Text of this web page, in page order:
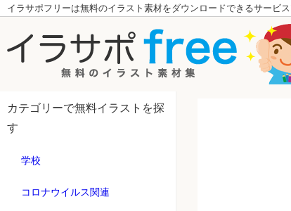
イラサポフリーは無料のイラスト素材をダウンロードできるサービ
カテゴリーで無料イラストを探
す
学校
コロナウイルス関連